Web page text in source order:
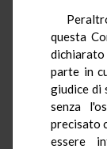
questa
parte in
giudice di
senza
precisato
essere